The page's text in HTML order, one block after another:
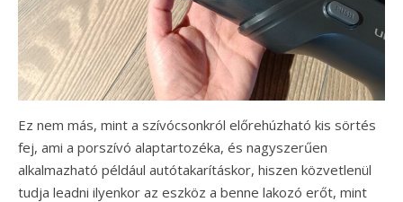
Ez nem más, mint a szívócsonkról előrehúzható kis sörtés
fej, ami a porszívó alaptartozéka, és nagyszerűen
alkalmazható például autótakarításkor, hiszen közvetlenül
tudja leadni ilyenkor az eszköz a benne lakozó erőt, mint